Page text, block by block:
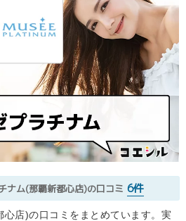
ナム(那覇新都心店)の口コミ 6件
心店)の口コミをまとめています。実